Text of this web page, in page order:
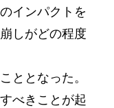
インパクトを
しがどの程度
ととなった。
べきことが起